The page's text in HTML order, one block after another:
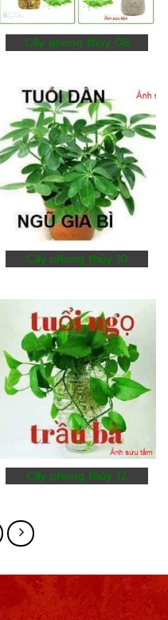
Cây phong thủy 08
Cây phong thủy 10
Cây phong thủy 12